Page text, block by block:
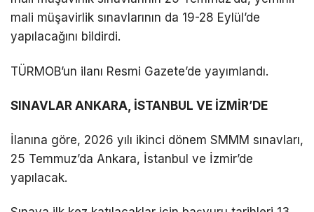
mali müşavirlik sınavlarının da 19-28 Eylül’de
yapılacağını bildirdi.
TÜRMOB’un ilanı Resmi Gazete’de yayımlandı.
SINAVLAR ANKARA, İSTANBUL VE İZMİR’DE
İlanına göre, 2026 yılı ikinci dönem SMMM sınavları,
25 Temmuz’da Ankara, İstanbul ve İzmir’de
yapılacak.